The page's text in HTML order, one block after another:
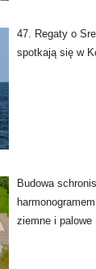
47. Regaty o
spotkają się w
Budowa
ziemne i palowe